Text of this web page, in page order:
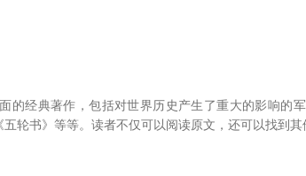
的经典著作，包括对世界历史产生了重大的影响
轮书》等等。读者不仅可以阅读原文，还可以找到其